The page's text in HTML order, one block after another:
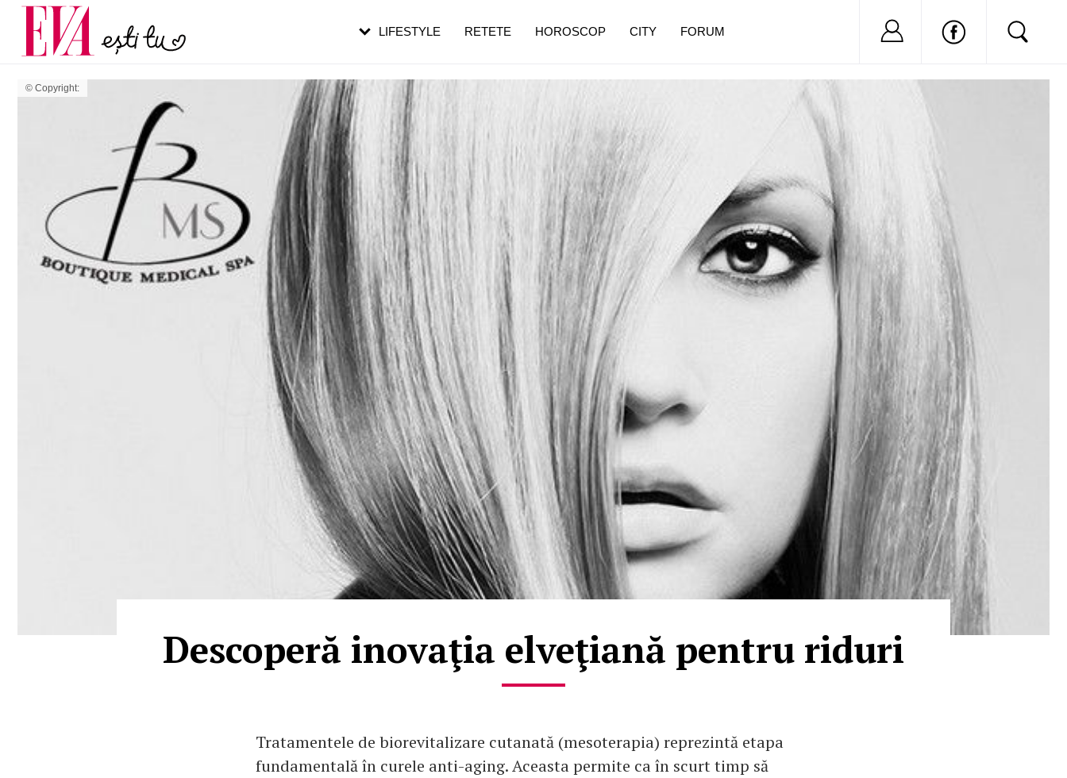
© Copyright:
Descoperă inovaţia elveţiană pentru riduri
Tratamentele de biorevitalizare cutanată (mesoterapia) reprezintă etapa
fundamentală în curele anti-aging. Aceasta permite ca în scurt timp să
LIFESTYLE RETETE HOROSCOP CITY FORUM Nu ai cont?
Carieră
Actualitate
pe măsură ce înaintezi în vârstă
de dureroasă este investigația